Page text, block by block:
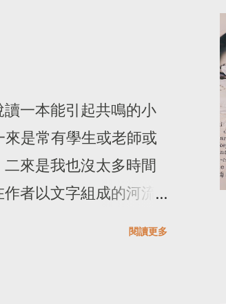
世界。」 藉由這兩段
與出版的心得。 大學
版界的操作沒有什麼
找出留言者的 IP 位置
的重點），裡面的性
無奈」兩字回應--如果
歧視、網路惡意言論
一本能引起共鳴的小
是常有學生或老師或
來是我也沒太多時間
者以文字組成的河流
閱讀更多